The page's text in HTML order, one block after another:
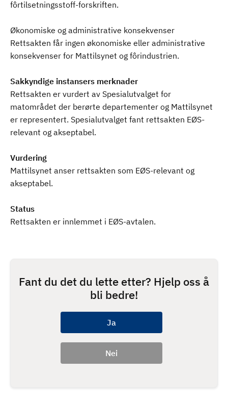
fôrtilsetningsstoff-forskriften.
Økonomiske og administrative konsekvenser
Rettsakten får ingen økonomiske eller administrative
konsekvenser for Mattilsynet og fôrindustrien.
Sakkyndige instansers merknader
Rettsakten er vurdert av Spesialutvalget for
matområdet der berørte departementer og Mattilsynet
er representert. Spesialutvalget fant rettsakten EØS-
relevant og akseptabel.
Vurdering
Mattilsynet anser rettsakten som EØS-relevant og
akseptabel.
Status
Rettsakten er innlemmet i EØS-avtalen.
Fant du det du lette etter? Hjelp oss å
bli bedre!